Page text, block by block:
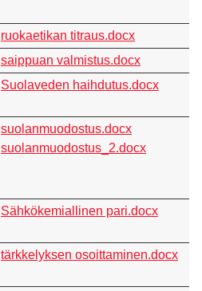
ruokaetikan titraus.docx
saippuan valmistus.docx
Suolaveden haihdutus.docx
suolanmuodostus.docx
suolanmuodostus_2.docx
Sähkökemiallinen pari.docx
tärkkelyksen osoittaminen.docx